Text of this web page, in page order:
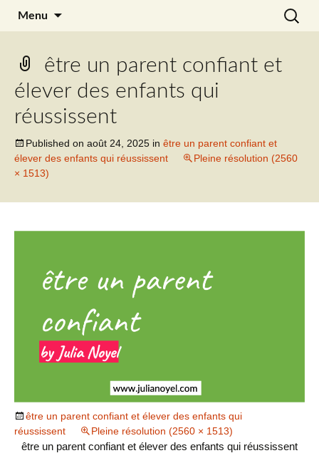
Julia Noyel
Menu
être un parent confiant et
élever des enfants qui
réussissent
Published on août 24, 2025 in être un parent confiant et
élever des enfants qui réussissent
Pleine résolution (2560
× 1513)
être un parent confiant et élever des enfants qui
réussissent
Pleine résolution (2560 × 1513)
être un parent confiant et élever des enfants qui réussissent